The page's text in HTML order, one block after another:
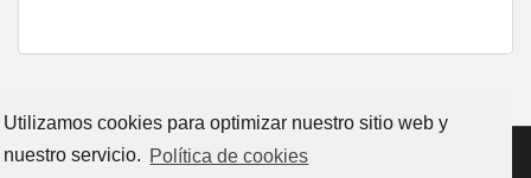
Utilizamos cookies para optimizar nuestro sitio web y
nuestro servicio. Política de cookies